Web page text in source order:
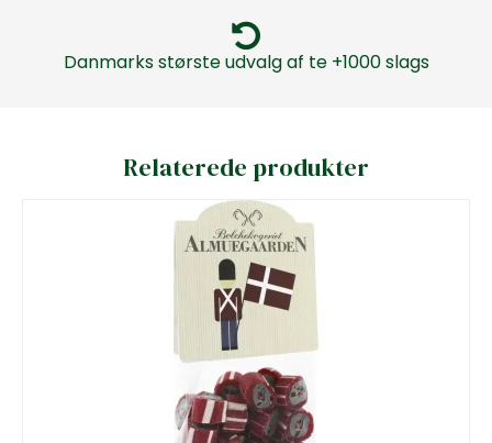
Danmarks største udvalg af te +1000 slags
Relaterede produkter